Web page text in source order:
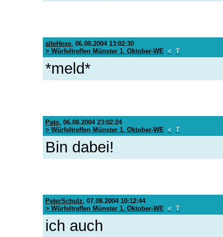
alteHexe, 06.08.2004 13:02:30
> Würfeltreffen Münster 1. Oktober-WE < T
*meld*
Pato, 06.08.2004 23:02:24
> Würfeltreffen Münster 1. Oktober-WE < T
Bin dabei!
PeterSchulz, 07.08.2004 10:12:44
> Würfeltreffen Münster 1. Oktober-WE < T
ich auch